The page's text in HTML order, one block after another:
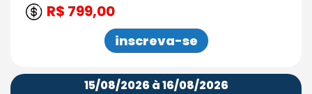
R$ 799,00
inscreva-se
15/08/2026 à 16/08/2026